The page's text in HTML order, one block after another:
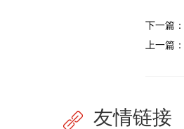
下一篇：
上一篇：
友情链接